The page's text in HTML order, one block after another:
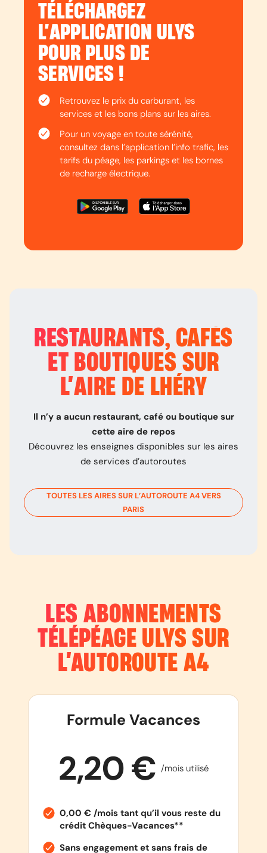
TÉLÉCHARGEZ
L’APPLICATION ULYS
POUR PLUS DE
SERVICES !
Retrouvez le prix du carburant, les
services et les bons plans sur les aires.
Pour un voyage en toute sérénité,
consultez dans l’application l’info trafic, les
tarifs du péage, les parkings et les bornes
de recharge électrique.
RESTAURANTS, CAFÉS
ET BOUTIQUES SUR
L’AIRE DE LHÉRY
Il n’y a aucun restaurant, café ou boutique sur
cette aire de repos
Découvrez les enseignes disponibles sur les aires
de services d’autoroutes
TOUTES LES AIRES SUR L’AUTOROUTE A4VERS
PARIS
LES ABONNEMENTS
TÉLÉPÉAGE ULYS SUR
L’AUTOROUTEA4
Formule Vacances
2,20 € /mois utilisé
0,00 € /mois tant qu’il vous reste du
crédit Chèques-Vacances**
Sans engagement et sans frais de